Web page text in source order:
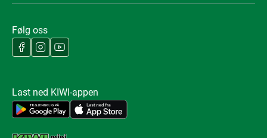
Følg oss
Last ned KIWI-appen